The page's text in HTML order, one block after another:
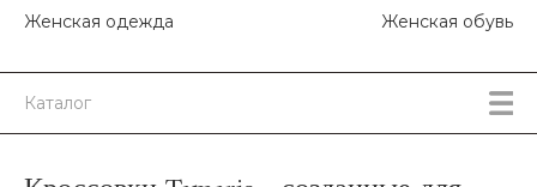
Женская одежда Женская обувь
Каталог